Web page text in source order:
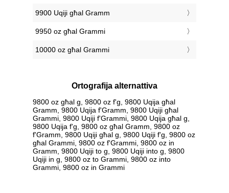
9900 Uqiji għal Gramm
9950 oz għal Grammi
10000 oz għal Grammi
Ortografija alternattiva
9800 oz għal g, 9800 oz f'g, 9800 Uqija għal
Gramm, 9800 Uqija f'Gramm, 9800 Uqiji għal
Grammi, 9800 Uqiji f'Grammi, 9800 Uqija għal g,
9800 Uqija f'g, 9800 oz għal Gramm, 9800 oz
f'Gramm, 9800 Uqiji għal g, 9800 Uqiji f'g, 9800 oz
għal Grammi, 9800 oz f'Grammi, 9800 oz in
Gramm, 9800 Uqiji to g, 9800 Uqiji into g, 9800
Uqiji in g, 9800 oz to Grammi, 9800 oz into
Grammi, 9800 oz in Grammi